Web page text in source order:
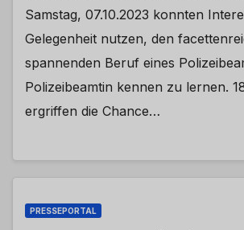
Samstag, 07.10.2023 konnten
Gelegenheit nutzen, den
spannenden Beruf eines
Polizeibeamtin kennen zu lernen.
ergriffen die Chance…
PRESSEPORTAL